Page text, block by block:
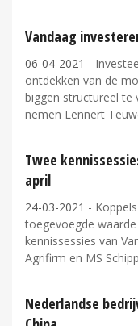
Vandaag
06-04-2021 -
ontdekken van de
biggen structureel te
nemen Lennert
Twee
april
24-03-2021 -
toegevoegde
kennissessies van
Agrifirm en MS
Nederlandse